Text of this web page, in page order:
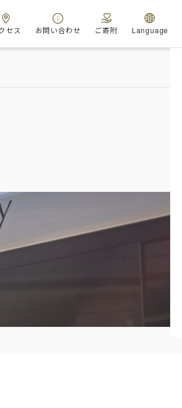
セス お問い合わせ ご寄附 Language